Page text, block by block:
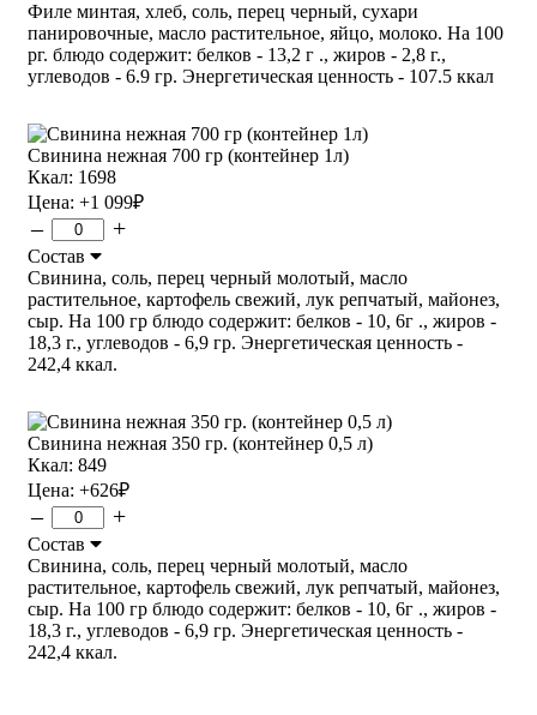
Филе минтая, хлеб, соль, перец черный, сухари
панировочные, масло растительное, яйцо, молоко. На 100
рг. блюдо содержит: белков - 13,2 г ., жиров - 2,8 г.,
углеводов - 6.9 гр. Энергетическая ценность - 107.5 ккал
Свинина нежная 700 гр (контейнер 1л)
Ккал: 1698
Цена: +1 099₽
– +
Состав
Свинина, соль, перец черный молотый, масло
растительное, картофель свежий, лук репчатый, майонез,
сыр. На 100 гр блюдо содержит: белков - 10, 6г ., жиров -
18,3 г., углеводов - 6,9 гр. Энергетическая ценность -
242,4 ккал.
Свинина нежная 350 гр. (контейнер 0,5 л)
Ккал: 849
Цена: +626₽
– +
Состав
Свинина, соль, перец черный молотый, масло
растительное, картофель свежий, лук репчатый, майонез,
сыр. На 100 гр блюдо содержит: белков - 10, 6г ., жиров -
18,3 г., углеводов - 6,9 гр. Энергетическая ценность -
242,4 ккал.